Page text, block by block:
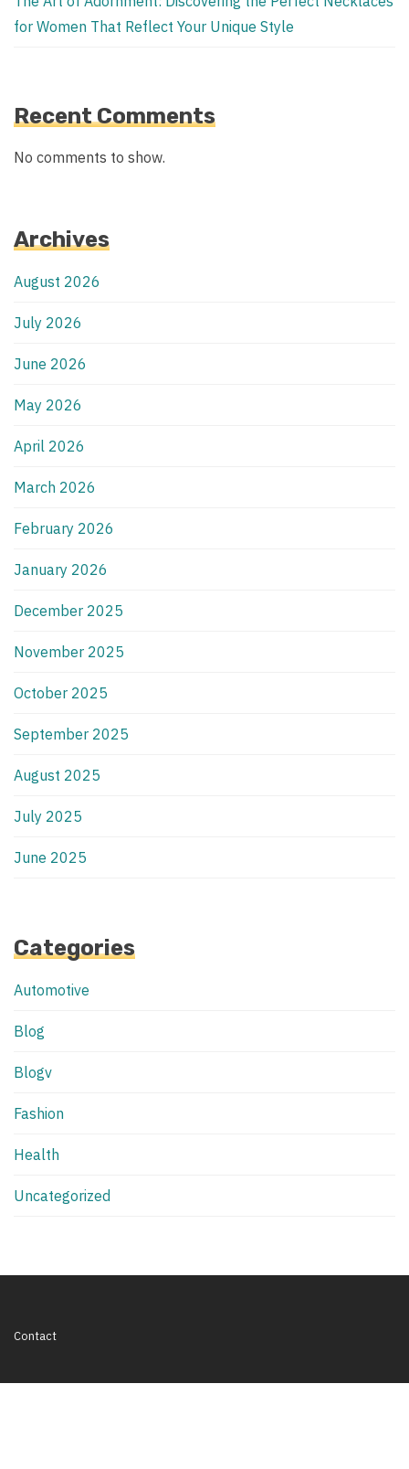
for Women That Reflect Your Unique Style
Recent Comments
No comments to show.
Archives
August 2026
July 2026
June 2026
May 2026
April 2026
March 2026
February 2026
January 2026
December 2025
November 2025
October 2025
September 2025
August 2025
July 2025
June 2025
Categories
Automotive
Blog
Blogv
Fashion
Health
Uncategorized
Contact